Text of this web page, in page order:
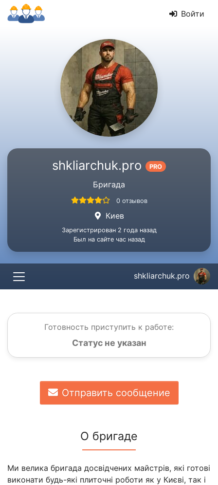
Войти
shkliarchuk.pro PRO
Бригада
0 отзывов
Киев
Зарегистрирован 2 года назад
Был на сайте час назад
shkliarchuk.pro
Готовность приступить к работе:
Статус не указан
Отправить сообщение
О бригаде
Ми велика бригада досвідчених майстрів, які готові
виконати будь-які плиточні роботи як у Києві, так і